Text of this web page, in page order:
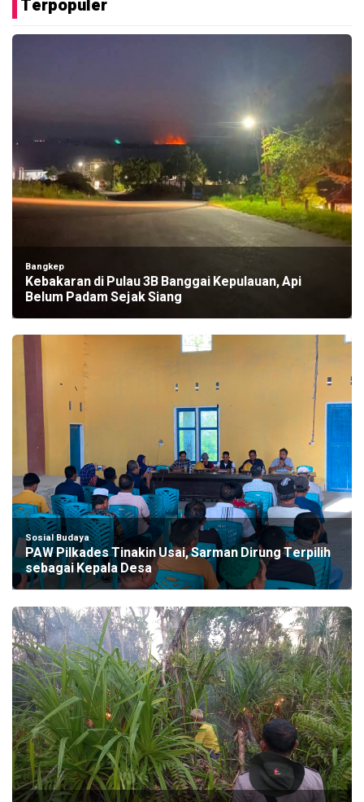
Terpopuler
Bangkep
Kebakaran di Pulau 3B Banggai Kepulauan, Api
Belum Padam Sejak Siang
Sosial Budaya
PAW Pilkades Tinakin Usai, Sarman Dirung Terpilih
sebagai Kepala Desa